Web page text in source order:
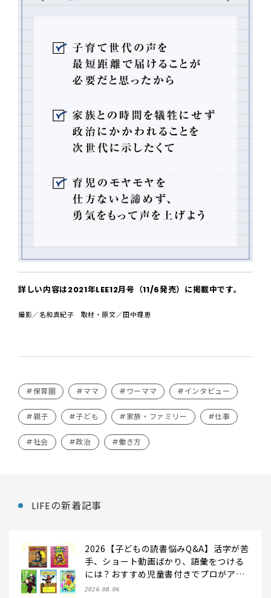
詳しい内容は2021年LEE12月号（11/6発売）に掲載中です。
撮影／名和真紀子 取材・原文／田中理恵
#保育園 #ママ #ワーママ #インタビュー
#親子 #子ども #家族・ファミリー #仕事
#社会 #政治 #働き方
LIFEの新着記事
2026【子どもの読書悩みQ&A】活字が苦
手、ショート動画ばかり、語彙をつける
には？おすすめ児童書付きでプロがアン
サー！
2026.08.06